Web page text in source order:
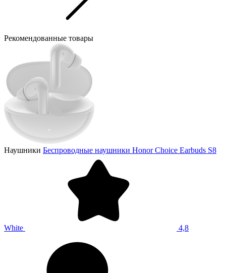
Рекомендованные товары
Наушники Беспроводные наушники Honor Choice Earbuds S8
White 4,8